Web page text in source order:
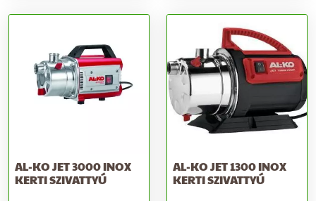
AL-KO JET 3000 INOX
KERTI SZIVATTYÚ
AL-KO JET 1300 INOX
KERTI SZIVATTYÚ